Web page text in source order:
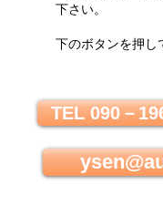
下さい。
下のボタンを押し
TEL 090－